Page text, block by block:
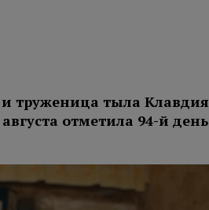
труженица тыла Клавдия
отметила 94-й день